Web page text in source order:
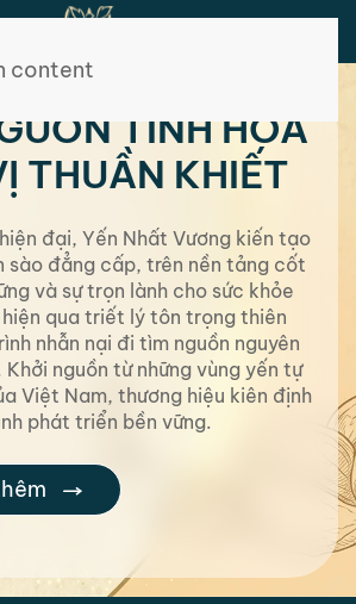
content
TINH HOA
THUẦN KHIẾT
đại, Yến Nhất Vương kiến tạo
sào đẳng cấp, trên nền tảng cốt
và sự trọn lành cho sức khỏe
qua triết lý tôn trọng thiên
nhẫn nại đi tìm nguồn nguyên
Khởi nguồn từ những vùng yến tự
Việt Nam, thương hiệu kiên định
phát triển bền vững.